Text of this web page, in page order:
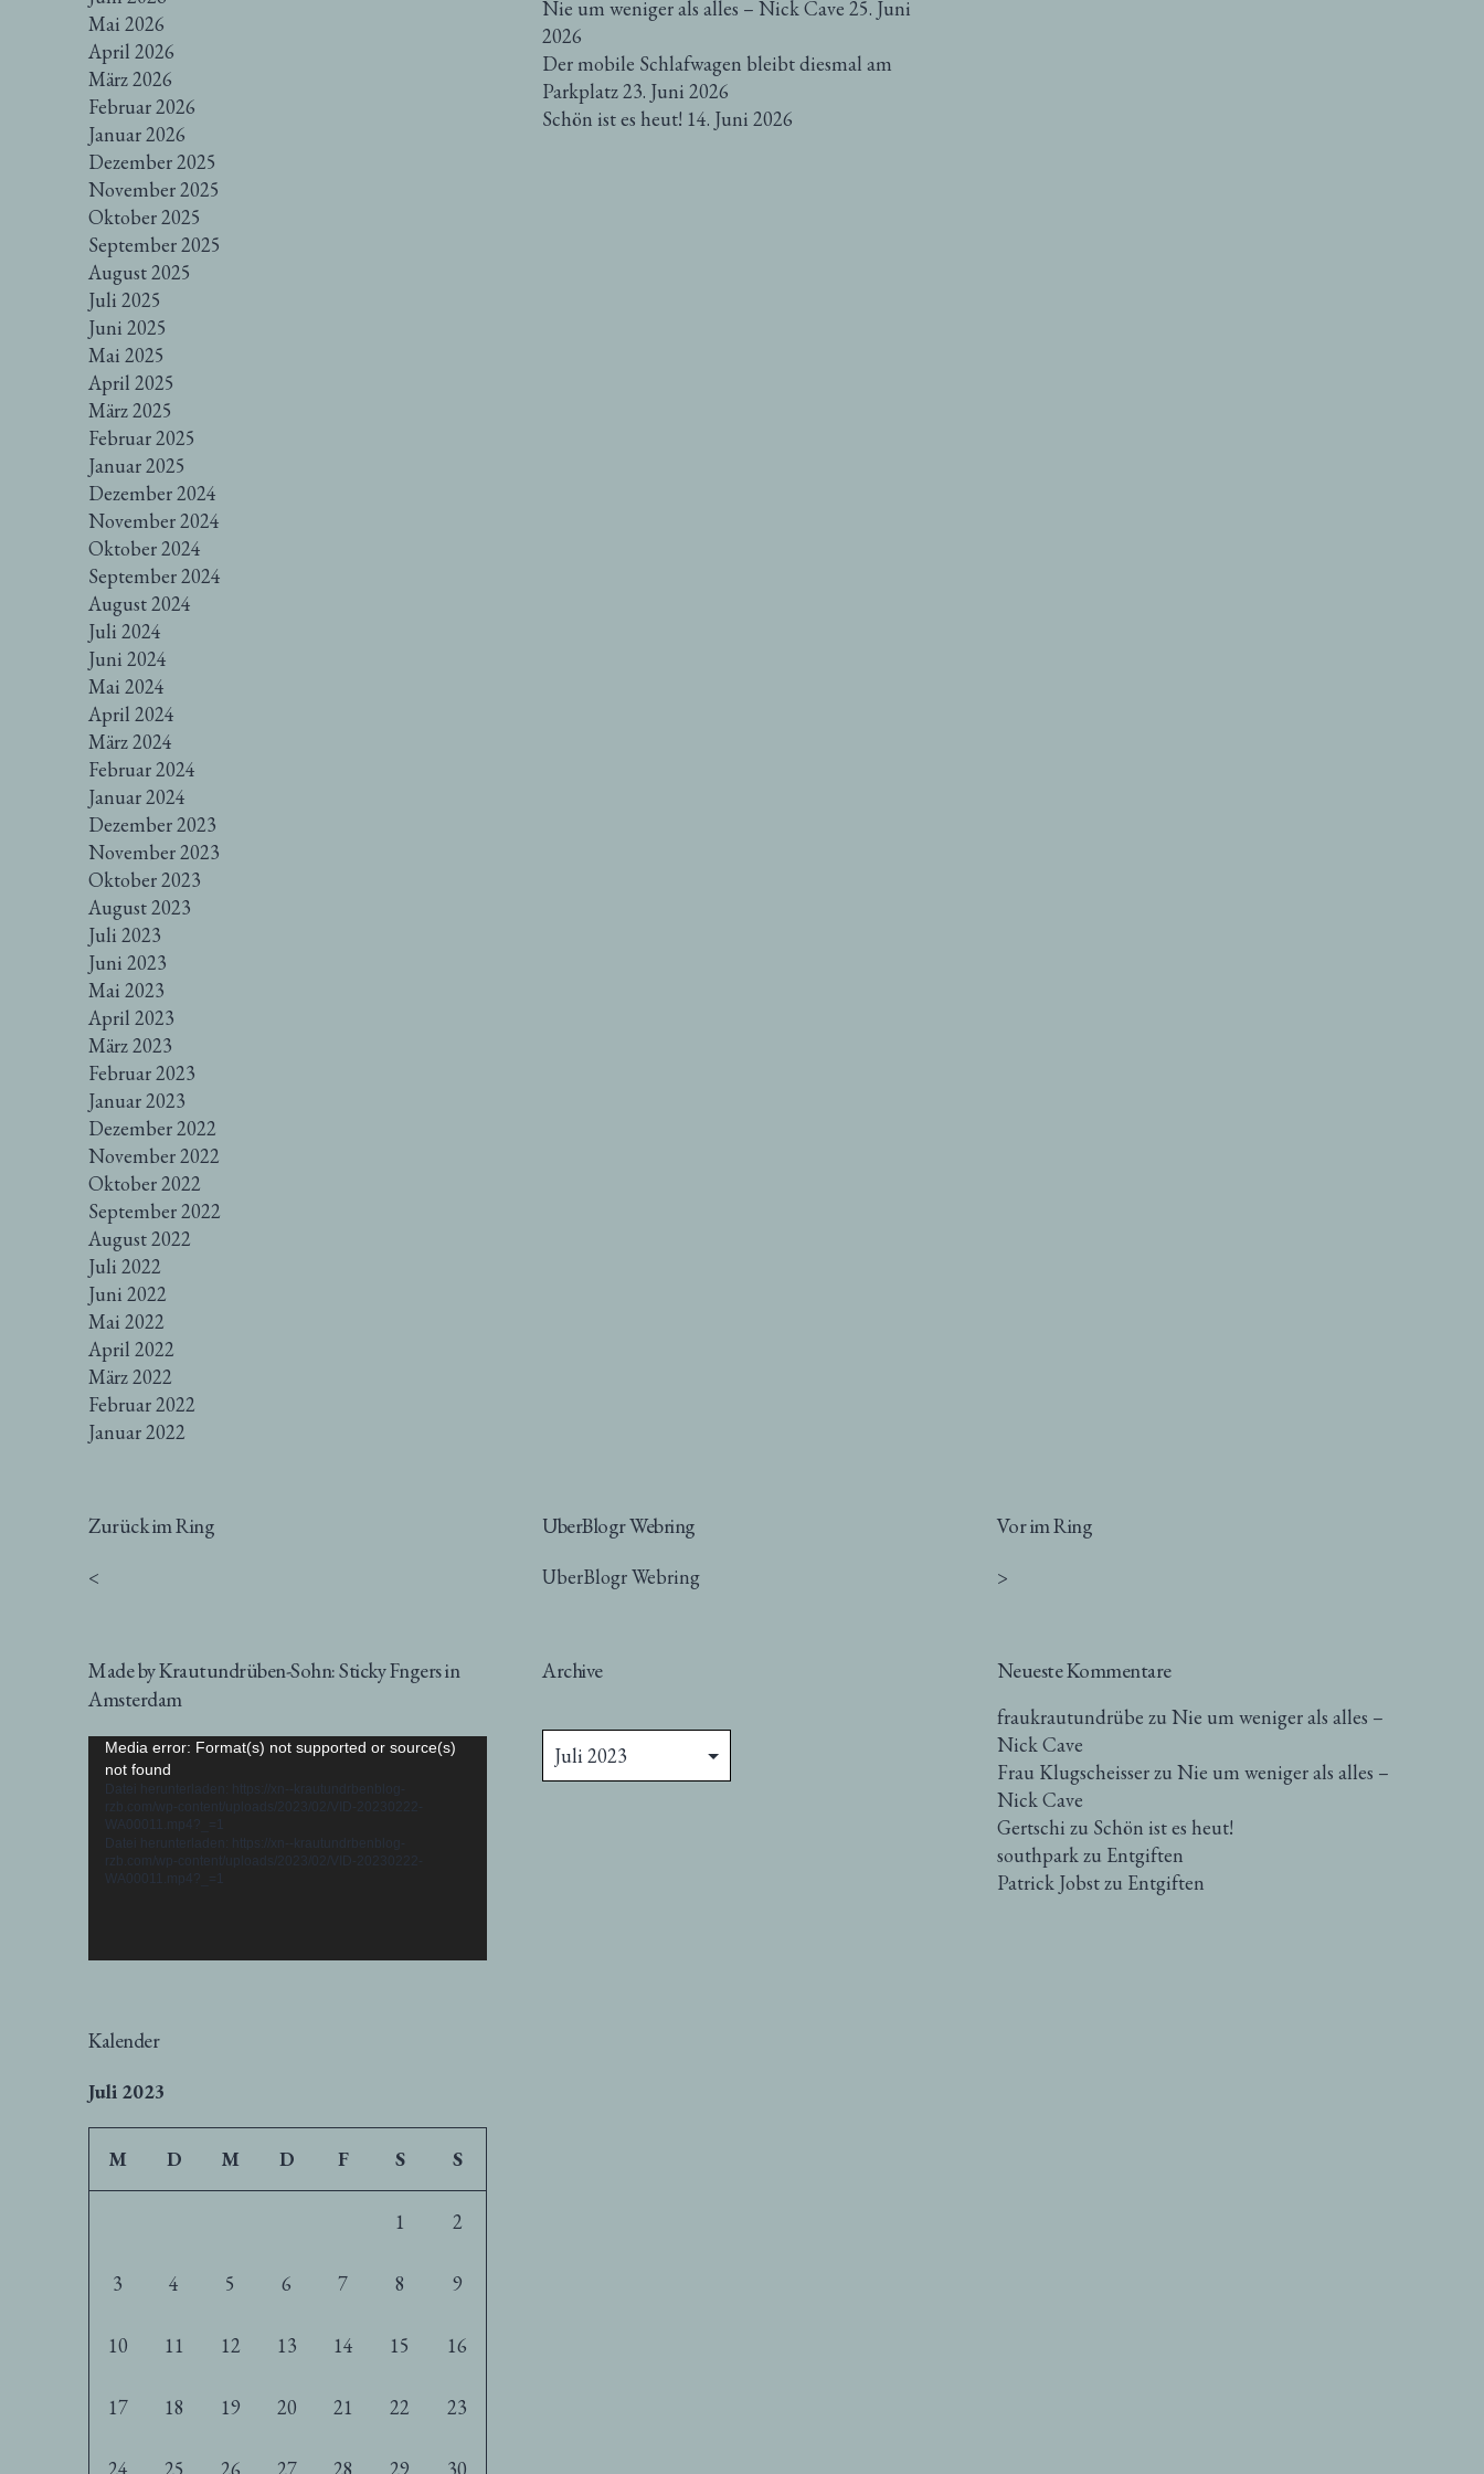
Mai 2026
April 2026
März 2026
Februar 2026
Januar 2026
Dezember 2025
November 2025
Oktober 2025
September 2025
August 2025
Juli 2025
Juni 2025
Mai 2025
April 2025
März 2025
Februar 2025
Januar 2025
Dezember 2024
November 2024
Oktober 2024
September 2024
August 2024
Juli 2024
Juni 2024
Mai 2024
April 2024
März 2024
Februar 2024
Januar 2024
Dezember 2023
November 2023
Oktober 2023
August 2023
Juli 2023
Juni 2023
Mai 2023
April 2023
März 2023
Februar 2023
Januar 2023
Dezember 2022
November 2022
Oktober 2022
September 2022
August 2022
Juli 2022
Juni 2022
Mai 2022
April 2022
März 2022
Februar 2022
Januar 2022
Nie um weniger als alles – Nick Cave 25. Juni
2026
Der mobile Schlafwagen bleibt diesmal am
Parkplatz23. Juni 2026
Schön ist es heut! 14. Juni 2026
Zurück im Ring
<
UberBlogr Webring
UberBlogr Webring
Vor im Ring
>
Made by Krautundrüben-Sohn: Sticky Fngers in
Amsterdam
Video-
Player
Media error: Format(s) not supported or source(s)
not found
Datei herunterladen: https://xn--krautundrbenblog-
rzb.com/wp-content/uploads/2023/02/VID-20230222-
WA00011.mp4?_=1
Datei herunterladen: https://xn--krautundrbenblog-
rzb.com/wp-content/uploads/2023/02/VID-20230222-
WA00011.mp4?_=1
Archive
Neueste Kommentare
fraukrautundrübe zu Nie um weniger als alles –
Nick Cave
Frau Klugscheisserzu Nie um weniger als alles –
Nick Cave
Gertschi zu Schön ist es heut!
southparkzu Entgiften
Patrick Jobstzu Entgiften
Kalender
Juli 2023
M D M D F S S
1 2
3 4 5 6 7 8 9
10 11 12 13 14 15 16
17 18 19 20 21 22 23